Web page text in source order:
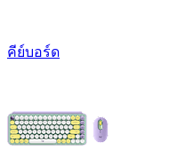
คีย์บอร์ด